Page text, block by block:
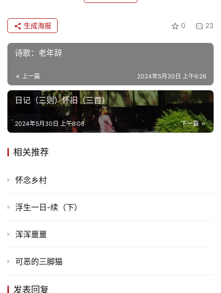
0 23
生成海报
诗歌：老年辞
上一篇 2024年5月30日 上午6:26
日记（三则）怀旧（三首）
下一篇
2024年5月30日 上午8:06
相关推荐
怀念乡村
浮生一日-续（下）
浑浑噩噩
可恶的三脚猫
发表回复